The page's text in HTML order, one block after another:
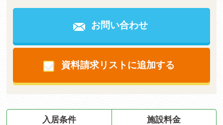
お問い合わせ
資料請求リストに追加する
入居条件 施設料金